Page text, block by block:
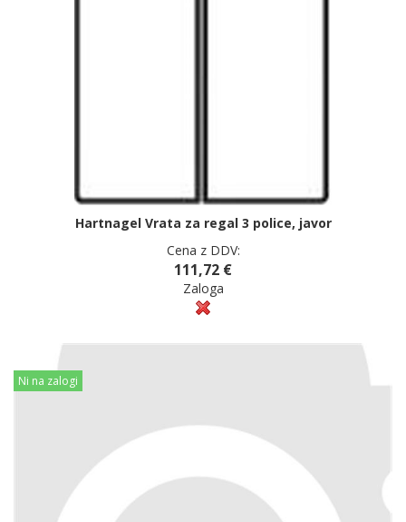
Hartnagel Vrata za regal 3 police, javor
Cena z DDV:
111,72 €
Zaloga
Ni na zalogi